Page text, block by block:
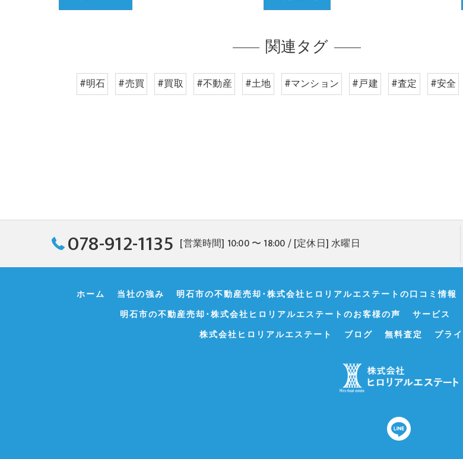
関連タグ
#明石 #売買 #買取 #不動産 #土地 #マンション #戸建 #査定 #安全
078-912-1135 [営業時間] 10:00 〜 18:00 / [定休日] 水曜日
ホーム 当社の強み 明石市の不動産売却･株式会社ヒロリアルエステートの口コミ情報
明石市の不動産売却･株式会社ヒロリアルエステートのお客様の声
サービス
株式会社ヒロリアルエステート
ブログ 無料査定 プラ